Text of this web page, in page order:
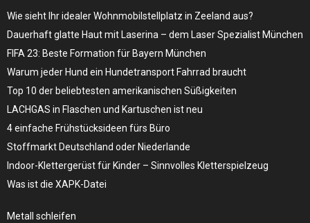
Wie sieht Ihr idealer Wohnmobilstellplatz in Zeeland aus?
Dauerhaft glatte Haut mit Laserina – dem Laser Spezialist München
FIFA 23: Beste Formation für Bayern München
Warum jeder Hund ein Hundetransport Fahrrad braucht
Top 10 der beliebtesten amerikanischen Süßigkeiten
LACHGAS in Flaschen und Kartuschen ist neu
4 einfache Frühstücksideen fürs Büro
Stoffmarkt Deutschland oder Niederlande
Indoor-Klettergerüst für Kinder – Sinnvolles Kletterspielzeug
Was ist die XAPK-Datei
Metall schleifen